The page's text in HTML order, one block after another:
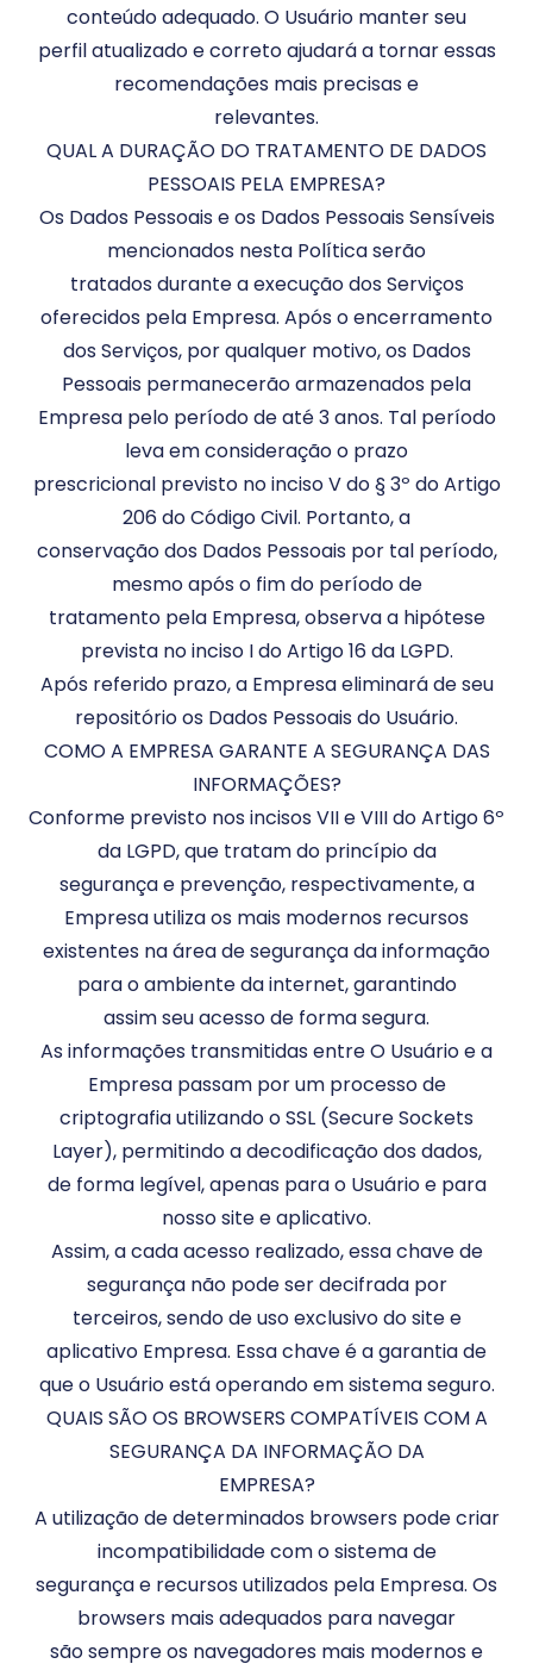
conteúdo adequado. O Usuário manter seu
perfil atualizado e correto ajudará a tornar essas
recomendações mais precisas e
relevantes.
QUAL A DURAÇÃO DO TRATAMENTO DE DADOS
PESSOAIS PELA EMPRESA?
Os Dados Pessoais e os Dados Pessoais Sensíveis
mencionados nesta Política serão
tratados durante a execução dos Serviços
oferecidos pela Empresa. Após o encerramento
dos Serviços, por qualquer motivo, os Dados
Pessoais permanecerão armazenados pela
Empresa pelo período de até 3 anos. Tal período
leva em consideração o prazo
prescricional previsto no inciso V do § 3º do Artigo
206 do Código Civil. Portanto, a
conservação dos Dados Pessoais por tal período,
mesmo após o fim do período de
tratamento pela Empresa, observa a hipótese
prevista no inciso I do Artigo 16 da LGPD.
Após referido prazo, a Empresa eliminará de seu
repositório os Dados Pessoais do Usuário.
COMO A EMPRESA GARANTE A SEGURANÇA DAS
INFORMAÇÕES?
Conforme previsto nos incisos VII e VIII do Artigo 6º
da LGPD, que tratam do princípio da
segurança e prevenção, respectivamente, a
Empresa utiliza os mais modernos recursos
existentes na área de segurança da informação
para o ambiente da internet, garantindo
assim seu acesso de forma segura.
As informações transmitidas entre O Usuário e a
Empresa passam por um processo de
criptografia utilizando o SSL (Secure Sockets
Layer), permitindo a decodificação dos dados,
de forma legível, apenas para o Usuário e para
nosso site e aplicativo.
Assim, a cada acesso realizado, essa chave de
segurança não pode ser decifrada por
terceiros, sendo de uso exclusivo do site e
aplicativo Empresa. Essa chave é a garantia de
que o Usuário está operando em sistema seguro.
QUAIS SÃO OS BROWSERS COMPATÍVEIS COM A
SEGURANÇA DA INFORMAÇÃO DA
EMPRESA?
A utilização de determinados browsers pode criar
incompatibilidade com o sistema de
segurança e recursos utilizados pela Empresa. Os
browsers mais adequados para navegar
são sempre os navegadores mais modernos e